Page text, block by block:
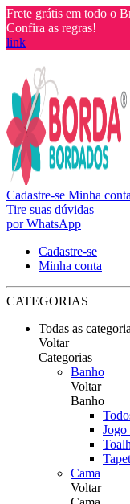
Frete grátis em todo o
Confira as regras!
link
Cadastre-se Minha conta
Tire suas dúvidas
por WhatsApp
Cadastre-se
Minha conta
CATEGORIAS
Todas as
Voltar
Categorias
Banho
Voltar
Banho
Jogo
Cama
Voltar